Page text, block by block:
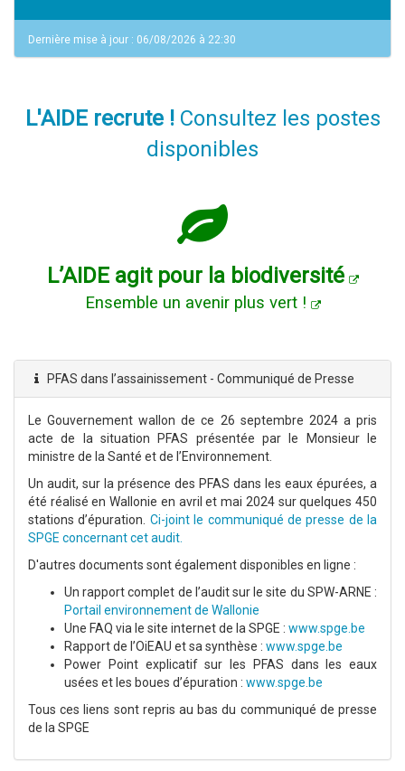
Dernière mise à jour : 06/08/2026 à 22:30
L'AIDE recrute !Consultez les postes
disponibles
L’AIDE agit pour la biodiversité
Ensemble un avenir plus vert !
PFAS dans l’assainissement - Communiqué de Presse
Le Gouvernement wallon de ce 26 septembre 2024 a pris
acte de la situation PFAS présentée par le Monsieur le
ministre de la Santé et de l’Environnement.
Un audit, sur la présence des PFAS dans les eaux épurées, a
été réalisé en Wallonie en avril et mai 2024 sur quelques 450
stations d’épuration. Ci-joint le communiqué de presse de la
SPGE concernant cet audit.
D'autres documents sont également disponibles en ligne :
Un rapport complet de l’audit sur le site du SPW-ARNE :
Portail environnement de Wallonie
Une FAQ via le site internet de la SPGE : www.spge.be
Rapport de l’OiEAU et sa synthèse : www.spge.be
Power Point explicatif sur les PFAS dans les eaux
usées et les boues d’épuration : www.spge.be
Tous ces liens sont repris au bas du communiqué de presse
de la SPGE